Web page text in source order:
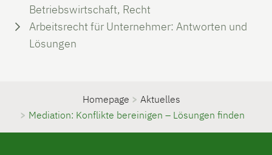
Betriebswirtschaft, Recht
Arbeitsrecht für Unternehmer: Antworten und
Lösungen
Homepage > Aktuelles
> Mediation: Konflikte bereinigen – Lösungen finden